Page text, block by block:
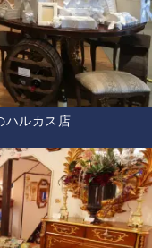
ハルカス店